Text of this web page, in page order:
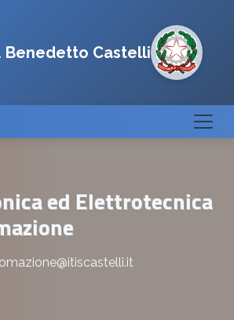
Benedetto Castelli
ed Elettrotecnica